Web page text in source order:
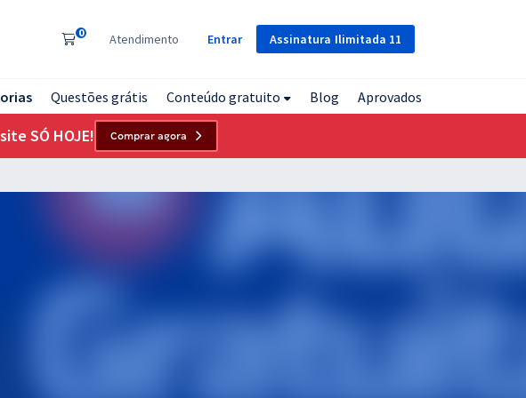
Assinatura Ilimitada 11
0 Atendimento Entrar
Questões grátis Conteúdo gratuito Blog Aprovados
SÓ HOJE! Comprar agora